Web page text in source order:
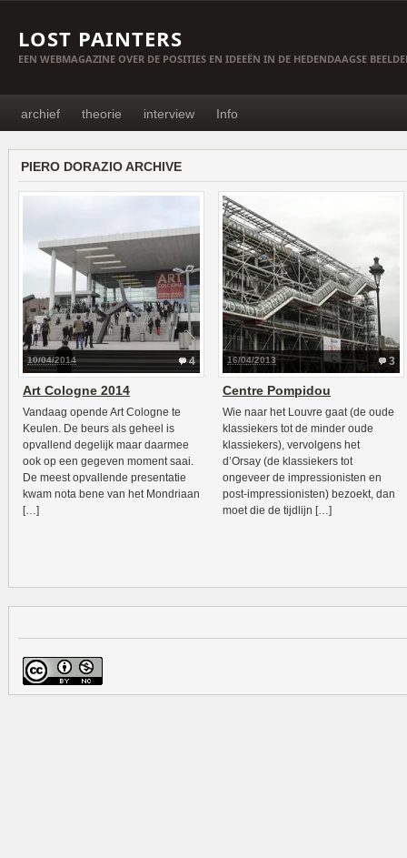
LOST PAINTERS
EEN WEBMAGAZINE OVER DE POSITIES EN IDEEËN IN DE HEDENDAAGSE
archief theorie interview Info
PIERO DORAZIO ARCHIVE
4
10/04/2014
Art Cologne 2014
Vandaag opende Art Cologne te
Keulen. De beurs als geheel is
opvallend degelijk maar daarmee
ook op een gegeven moment saai.
De meest opvallende presentatie
kwam nota bene van het Mondriaan
[…]
3
16/04/2013
Centre Pompidou
Wie naar het Louvre gaat (de oude
klassiekers tot de minder oude
klassiekers), vervolgens het
d’Orsay (de klassiekers tot
ongeveer de impressionisten en
post-impressionisten) bezoekt, dan
moet die de tijdlijn […]